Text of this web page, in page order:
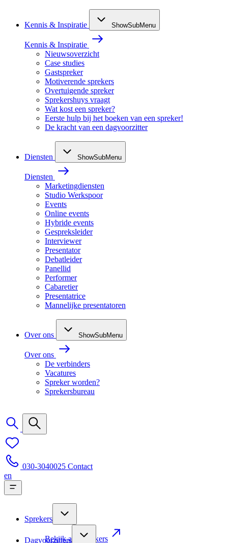
Kennis & Inspiratie ShowSubMenu
Kennis & Inspiratie
Nieuwsoverzicht
Case studies
Gastspreker
Motiverende sprekers
Overtuigende spreker
Sprekershuys vraagt
Wat kost een spreker?
Eerste hulp bij het boeken van een spreker!
De kracht van een dagvoorzitter
Diensten ShowSubMenu
Diensten
Marketingdiensten
Studio Werkspoor
Events
Online events
Hybride events
Gespreksleider
Interviewer
Presentator
Debatleider
Panellid
Performer
Cabaretier
Presentatrice
Mannelijke presentatoren
Over ons ShowSubMenu
Over ons
De verbinders
Vacatures
Spreker worden?
Sprekersbureau
030-3040025 Contact
en
Sprekers
Bekijk alle sprekers
Dagvoorzitters